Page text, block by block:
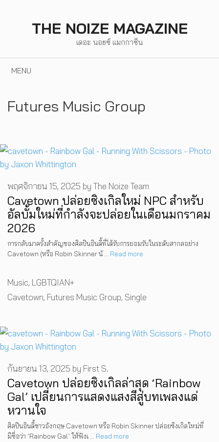
THE NOIZE MAGAZINE
เดอะ นอยซ์ แมกกาซีน
MENU
Futures Music Group
Cavetown ปล่อยซิงเกิลใหม่ NPC สำหรับ
อัลบั้มใหม่ที่กำลังจะปล่อยในเดือนมกราคม
2026
พฤศจิกายน 15, 2025 by The Noize Team
การกลับมาครั้งสำคัญของศิลปินอินดี้ที่ได้รับการยอมรับในระดับสากลอย่าง
Cavetown (หรือ Robin Skinner นั … Read more
Categories
Music, LGBTQIAN+
Tags
Cavetown, Futures Music Group, Single
Cavetown ปล่อยซิงเกิลล่าสุด ‘Rainbow
Gal’ เปลี่ยนการแสดงแสงสีสู่บทเพลงแด่
หวานใจ
กันยายน 13, 2025 by First S.
ศิลปินอินดี้ชาวอังกฤษ Cavetown หรือ Robin Skinner ปล่อยซิงเกิลใหม่ที่
มีชื่อว่า ‘Rainbow Gal’ ให้ฟังเ … Read more